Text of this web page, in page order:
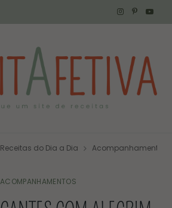
I
t
m
P Y
T
Receitas do Dia a Dia Acompanhamentos
ACOMPANHAMENTOS